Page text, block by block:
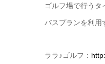
ゴルフ場で行うタ
バスプランを利用
ララ♪ゴルフ：